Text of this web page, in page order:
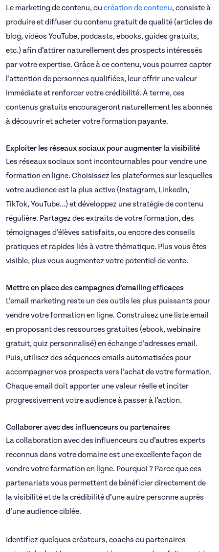
Le marketing de contenu, ou création de contenu, consiste à
produire et diffuser du contenu gratuit de qualité (articles de
blog, vidéos YouTube, podcasts, ebooks, guides gratuits,
etc.) afin d’attirer naturellement des prospects intéressés
par votre expertise. Grâce à ce contenu, vous pourrez capter
l’attention de personnes qualifiées, leur offrir une valeur
immédiate et renforcer votre crédibilité. À terme, ces
contenus gratuits encourageront naturellement les abonnés
à découvrir et acheter votre formation payante.
Exploiter les réseaux sociaux pour augmenter la visibilité​
Les réseaux sociaux sont incontournables pour vendre une
formation en ligne. Choisissez les plateformes sur lesquelles
votre audience est la plus active (Instagram, LinkedIn,
TikTok, YouTube…) et développez une stratégie de contenu
régulière. Partagez des extraits de votre formation, des
témoignages d’élèves satisfaits, ou encore des conseils
pratiques et rapides liés à votre thématique. Plus vous êtes
visible, plus vous augmentez votre potentiel de vente.
Mettre en place des campagnes d’emailing efficaces​
L’email marketing reste un des outils les plus puissants pour
vendre votre formation en ligne. Construisez une liste email
en proposant des ressources gratuites (ebook, webinaire
gratuit, quiz personnalisé) en échange d’adresses email.
Puis, utilisez des séquences emails automatisées pour
accompagner vos prospects vers l’achat de votre formation.
Chaque email doit apporter une valeur réelle et inciter
progressivement votre audience à passer à l’action.
Collaborer avec des influenceurs ou partenaires​
La collaboration avec des influenceurs ou d’autres experts
reconnus dans votre domaine est une excellente façon de
vendre votre formation en ligne. Pourquoi ? Parce que ces
partenariats vous permettent de bénéficier directement de
la visibilité et de la crédibilité d’une autre personne auprès
d’une audience ciblée.
Identifiez quelques créateurs, coachs ou partenaires